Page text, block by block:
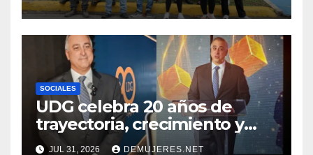
JORNADA DE LIMPIEZA
PARA FORTALECER EL
CUIDADO DE LOS ESPACIOS
COMUNITARIOS
SOCIALES
UDG celebra 20 años de
trayectoria, crecimiento y
compromiso con Panamá
JUL 31, 2026 DEMUJERES.NET